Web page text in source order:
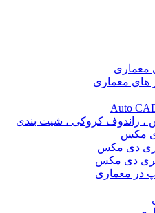
معماری
های معماری
، راندوف کروکی ، شیت بندی
مکس
دی مکس
دی مکس
در معماری